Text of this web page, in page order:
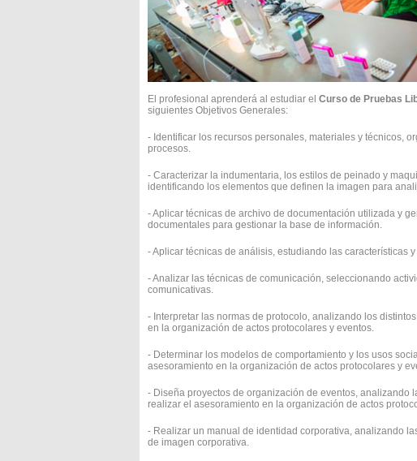
El profesional aprenderá al estudiar el Curso de Pruebas
siguientes Objetivos Generales:
- Identificar los recursos personales, materiales y técnicos,
procesos.
- Caracterizar la indumentaria, los estilos de peinado y
identificando los elementos que definen la imagen para
- Aplicar técnicas de archivo de documentación utilizada y
documentales para gestionar la base de información.
- Aplicar técnicas de análisis, estudiando las características
- Analizar las técnicas de comunicación, seleccionando
comunicativas.
- Interpretar las normas de protocolo, analizando los
en la organización de actos protocolares y eventos.
- Determinar los modelos de comportamiento y los usos
asesoramiento en la organización de actos protocolares y
- Diseña proyectos de organización de eventos, analizando
realizar el asesoramiento en la organización de actos
- Realizar un manual de identidad corporativa, analizando
de imagen corporativa.